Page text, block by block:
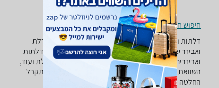
חיפוש חנויות דלתות ואביזרים לפי עיר
דלתות ואביזרים - ‏זכוכית ‏LOCK ME רוצה למצוא את הדלת
ואביזר שאתה צריך? רק בזאפ תמצא מאות ביקורות על דלתות
ואביזרים מערכת סינון מתקדמת לפי סוג המוצר , סוג דלת ועוד,
השוואת מחירים ביותר מאלף חנויות לבית לגן ולמשרד ותקבל
החלטה חכמה!